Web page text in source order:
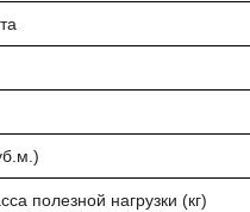
полезной нагрузки (кг)